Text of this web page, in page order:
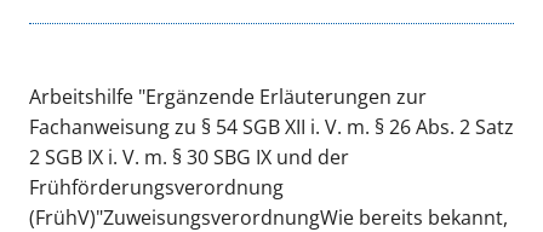
Arbeitshilfe "Ergänzende Erläuterungen zur
Fachanweisung zu § 54 SGB XII i. V. m. § 26 Abs. 2 Satz
2 SGB IX i. V. m. § 30 SBG IX und der
Frühförderungsverordnung
(FrühV)"ZuweisungsverordnungWie bereits bekannt,